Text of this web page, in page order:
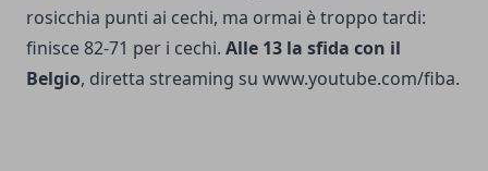
rosicchia punti ai cechi, ma ormai è troppo tardi:
finisce 82-71 per i cechi. Alle 13 la sfida con il
Belgio, diretta streaming su www.youtube.com/fiba.